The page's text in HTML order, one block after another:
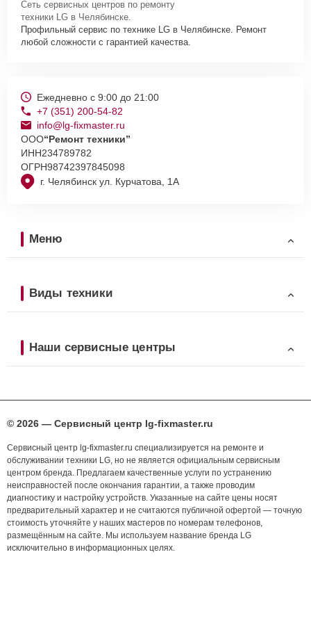
Сеть сервисных центров по ремонту
техники LG в Челябинске.
Профильный сервис по технике LG в Челябинске. Ремонт
любой сложности с гарантией качества.
г. Челябинск ул. Курчатова, 1А
Ежедневно с 9:00 до 21:00
+7 (351) 200-54-82
info@lg-fixmaster.ru
ООО“Ремонт техники”
ИНН234789782
ОГРН98742397845098
Меню
Виды техники
Наши сервисные центры
© 2026 — Сервисный центр lg-fixmaster.ru
Сервисный центр lg-fixmaster.ru специализируется на ремонте и
обслуживании техники LG, но не является официальным сервисным
центром бренда. Предлагаем качественные услуги по устранению
неисправностей после окончания гарантии, а также проводим
диагностику и настройку устройств. Указанные на сайте цены носят
предварительный характер и не считаются публичной офертой — точную
стоимость уточняйте у наших мастеров по номерам телефонов,
размещённым на сайте. Мы используем название бренда LG
исключительно в информационных целях.